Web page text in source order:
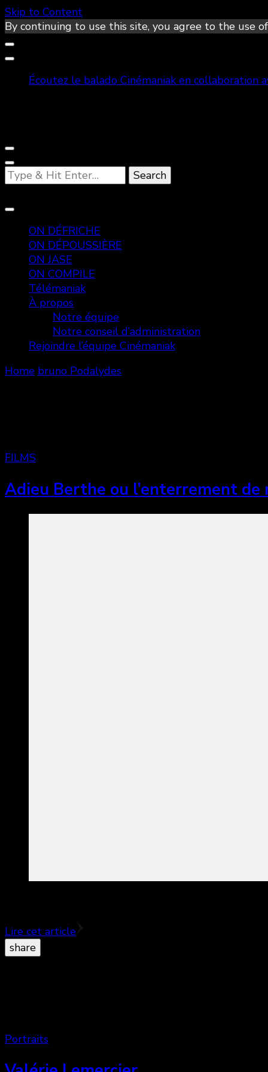
Skip to Content
By continuing to use this site, you agree to the use of
Écoutez le balado Cinémaniak en collaboration
Looking
for
ON DÉFRICHE
ON DÉPOUSSIÈRE
ON JASE
ON COMPILE
Télémaniak
À propos
Notre équipe
Notre conseil d’administration
Rejoindre l’équipe Cinémaniak
Home bruno Podalydes
FILMS
Adieu Berthe ou l’enterrement de
Lire cet article
share
Portraits